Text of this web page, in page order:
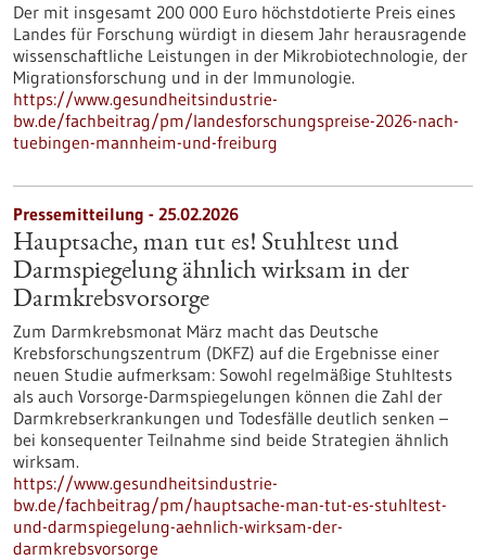
Der mit insgesamt 200 000 Euro höchstdotierte Preis eines
Landes für Forschung würdigt in diesem Jahr herausragende
wissenschaftliche Leistungen in der Mikrobiotechnologie, der
Migrationsforschung und in der Immunologie.
https://www.gesundheitsindustrie-
bw.de/fachbeitrag/pm/landesforschungspreise-2026-nach-
tuebingen-mannheim-und-freiburg
Pressemitteilung - 25.02.2026
Hauptsache, man tut es! Stuhltest und
Darmspiegelung ähnlich wirksam in der
Darmkrebsvorsorge
Zum Darmkrebsmonat März macht das Deutsche
Krebsforschungszentrum (DKFZ) auf die Ergebnisse einer
neuen Studie aufmerksam: Sowohl regelmäßige Stuhltests
als auch Vorsorge-Darmspiegelungen können die Zahl der
Darmkrebserkrankungen und Todesfälle deutlich senken –
bei konsequenter Teilnahme sind beide Strategien ähnlich
wirksam.
https://www.gesundheitsindustrie-
bw.de/fachbeitrag/pm/hauptsache-man-tut-es-stuhltest-
und-darmspiegelung-aehnlich-wirksam-der-
darmkrebsvorsorge